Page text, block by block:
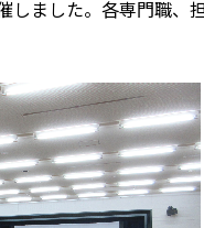
しました。各専門職、